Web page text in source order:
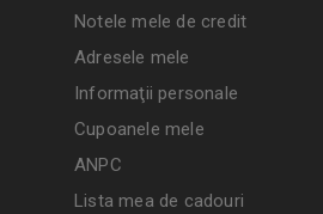
Notele mele de credit
Adresele mele
Informaţii personale
Cupoanele mele
ANPC
Lista mea de cadouri